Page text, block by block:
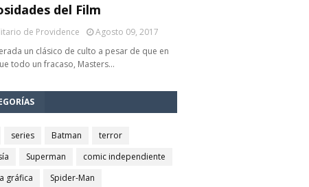
del Film
de Providence
Agosto 09, 2017
un clásico de culto a pesar de que en
todo un fracaso, Masters…
series Batman
terror
Superman
comic independiente
gráfica
Spider-Man